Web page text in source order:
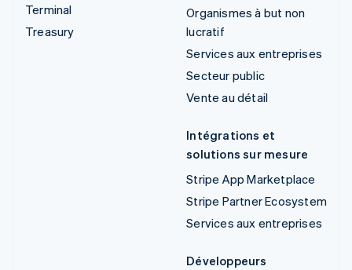
Terminal
Treasury
Organismes à but non
lucratif
Services aux entreprises
Secteur public
Vente au détail
Intégrations et
solutions sur mesure
Stripe App Marketplace
Stripe Partner Ecosystem
Services aux entreprises
Développeurs